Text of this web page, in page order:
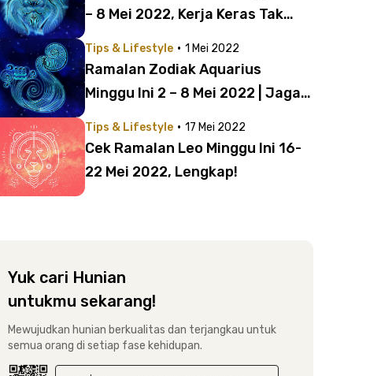
– 8 Mei 2022, Kerja Keras Tak
Tips & Lifestyle · 1 Mei 2022
Ramalan Zodiak Aquarius
Minggu Ini 2 – 8 Mei 2022 | Jaga
Tips & Lifestyle · 17 Mei 2022
Cek Ramalan Leo Minggu Ini 16-
22 Mei 2022, Lengkap!
Yuk cari Hunian
untukmu sekarang!
Mewujudkan hunian berkualitas dan terjangkau untuk
semua orang di setiap fase kehidupan.